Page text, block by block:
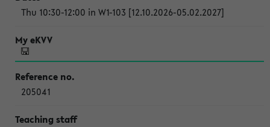
Thu 10:30-12:00 in W1-103 [12.10.2026-05.02.2027]
205041